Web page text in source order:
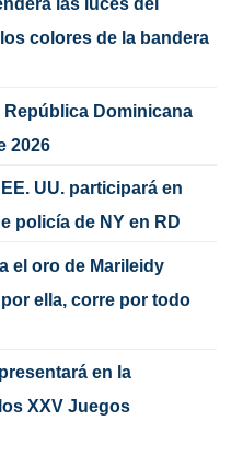
las luces del
colores de la bandera
República Dominicana
2026
UU. participará en
policía de NY en RD
el oro de Marileidy
ella, corre por todo
en la
XXV Juegos